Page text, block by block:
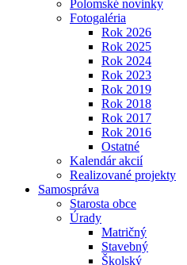
Polomské novinky
Fotogaléria
Rok 2026
Rok 2025
Rok 2024
Rok 2023
Rok 2019
Rok 2018
Rok 2017
Rok 2016
Ostatné
Kalendár akcií
Realizované projekty
Samospráva
Starosta obce
Úrady
Matričný
Stavebný
Školský